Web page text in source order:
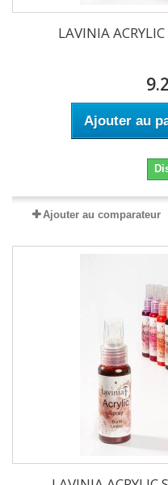
LAVINIA
Ajouter au
Ajouter au comparateur